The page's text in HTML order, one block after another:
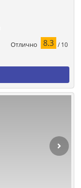
Отлично 8.3 / 10